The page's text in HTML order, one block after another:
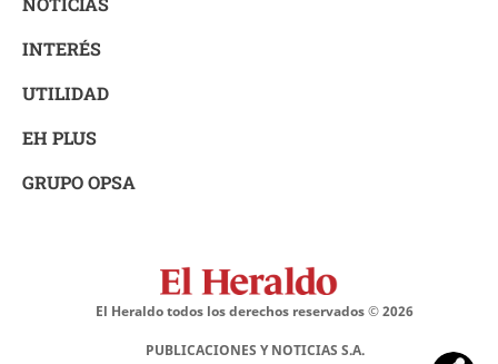
INTERÉS
UTILIDAD
EH PLUS
GRUPO OPSA
El Heraldo todos los derechos reservados ©2026
PUBLICACIONES Y NOTICIAS S.A.